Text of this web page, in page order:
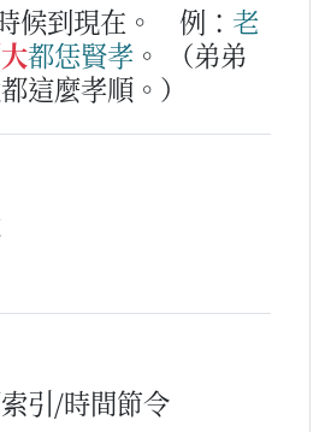
候到現在。 例： 老
都恁賢孝 。
（弟弟
這麼孝順。）
引/時間節令